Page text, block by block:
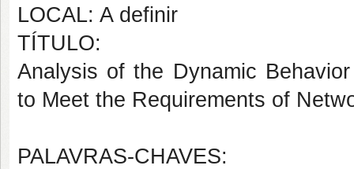
LOCAL: A definir
TÍTULO:
Analysis of the Dynamic
to Meet the Requirements of
PALAVRAS-CHAVES: